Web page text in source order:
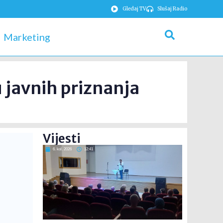
Gledaj TV Slušaj Radio
Marketing
javnih priznanja
Vijesti
6. kol. 2026 12:41